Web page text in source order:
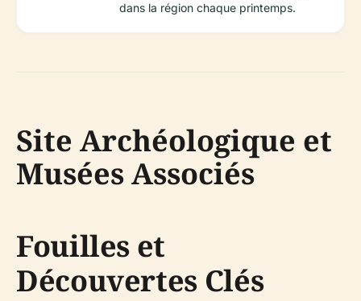
dans la région chaque printemps.
Site Archéologique et
Musées Associés
Fouilles et
Découvertes Clés